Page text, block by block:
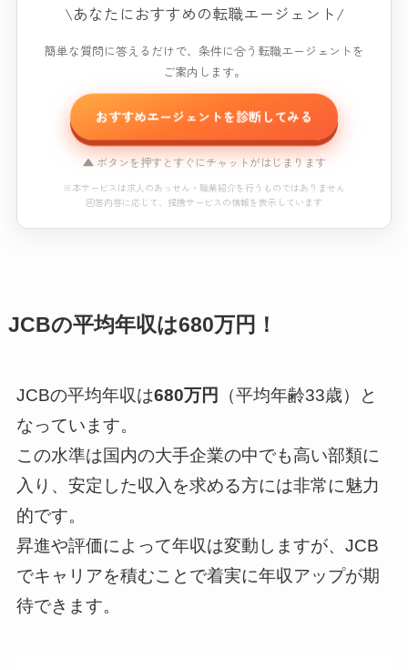
\あなたにおすすめの転職エージェント/
簡単な質問に答えるだけで、条件に合う転職エージェントを
ご案内します。
おすすめエージェントを診断してみる
▲ ボタンを押すとすぐにチャットがはじまります
※本サービスは求人のあっせん・職業紹介を行うものではありません
回答内容に応じて、提携サービスの情報を表示しています
読み込み中...
回答内容に応じて、提携サービスの情報を表示しています
JCBの平均年収は680万円！
JCBの平均年収は680万円
（平均年齢33歳）と
なっています。
この水準は国内の大手企業の中でも高い部類に
入り、安定した収入を求める方には非常に魅力
的です。
昇進や評価によって年収は変動しますが、JCB
でキャリアを積むことで着実に年収アップが期
待できます。